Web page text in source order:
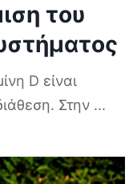
του
D είναι
Στην ...